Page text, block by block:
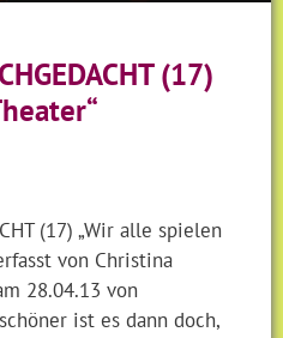
(17)
(17) „Wir alle spielen
von Christina
28.04.13 von
ist es dann doch,